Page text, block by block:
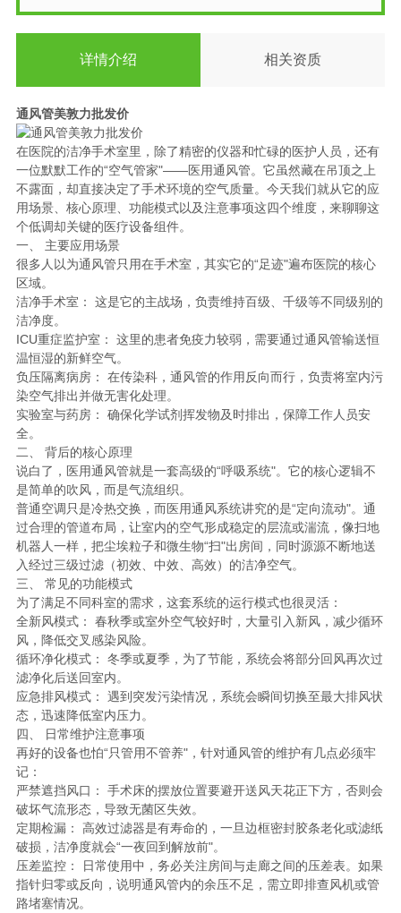
详情介绍 相关资质
通风管美敦力批发价
在医院的洁净手术室里，除了精密的仪器和忙碌的医护人员，还有
一位默默工作的“空气管家"——医用通风管。它虽然藏在吊顶之上
不露面，却直接决定了手术环境的空气质量。今天我们就从它的应
用场景、核心原理、功能模式以及注意事项这四个维度，来聊聊这
个低调却关键的医疗设备组件。
一、 主要应用场景
很多人以为通风管只用在手术室，其实它的“足迹"遍布医院的核心
区域。
洁净手术室： 这是它的主战场，负责维持百级、千级等不同级别的
洁净度。
ICU重症监护室： 这里的患者免疫力较弱，需要通过通风管输送恒
温恒湿的新鲜空气。
负压隔离病房： 在传染科，通风管的作用反向而行，负责将室内污
染空气排出并做无害化处理。
实验室与药房： 确保化学试剂挥发物及时排出，保障工作人员安
全。
二、 背后的核心原理
说白了，医用通风管就是一套高级的“呼吸系统"。它的核心逻辑不
是简单的吹风，而是气流组织。
普通空调只是冷热交换，而医用通风系统讲究的是“定向流动"。通
过合理的管道布局，让室内的空气形成稳定的层流或湍流，像扫地
机器人一样，把尘埃粒子和微生物“扫"出房间，同时源源不断地送
入经过三级过滤（初效、中效、高效）的洁净空气。
三、 常见的功能模式
为了满足不同科室的需求，这套系统的运行模式也很灵活：
全新风模式： 春秋季或室外空气较好时，大量引入新风，减少循环
风，降低交叉感染风险。
循环净化模式： 冬季或夏季，为了节能，系统会将部分回风再次过
滤净化后送回室内。
应急排风模式： 遇到突发污染情况，系统会瞬间切换至最大排风状
态，迅速降低室内压力。
四、 日常维护注意事项
再好的设备也怕“只管用不管养"，针对通风管的维护有几点必须牢
记：
严禁遮挡风口： 手术床的摆放位置要避开送风天花正下方，否则会
破坏气流形态，导致无菌区失效。
定期检漏： 高效过滤器是有寿命的，一旦边框密封胶条老化或滤纸
破损，洁净度就会“一夜回到解放前"。
压差监控： 日常使用中，务必关注房间与走廊之间的压差表。如果
指针归零或反向，说明通风管内的余压不足，需立即排查风机或管
路堵塞情况。